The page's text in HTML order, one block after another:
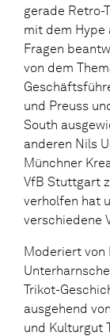
gerade Retro-
mit dem Hype
Fragen
von dem
und Preuss
South
anderen Nils
Münchner
VfB Stuttgart
verholfen hat
verschiedene
Moderiert von
Trikot-
ausgehend
und Kulturgut